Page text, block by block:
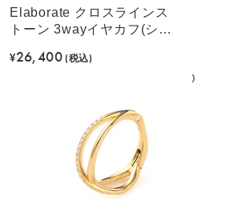
Elaborate クロスラインス
トーン 3wayイヤカフ(シル
¥26,400(税込)